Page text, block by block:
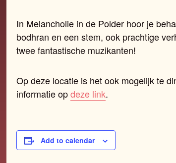
In Melancholie in de Polder hoor je
bodhran en een stem, ook prachtige
twee fantastische muzikanten!
Op deze locatie is het ook mogelijk te
informatie opdeze link.
Add to calendar